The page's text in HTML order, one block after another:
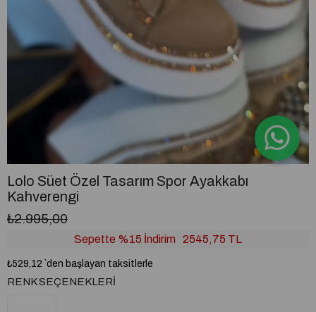
Lolo Süet Özel Tasarım Spor Ayakkabı
Kahverengi
₺2.995,00
Sepette %15 İndirim 2545,75 TL
₺529,12 `den başlayan taksitlerle
RENK SEÇENEKLERI